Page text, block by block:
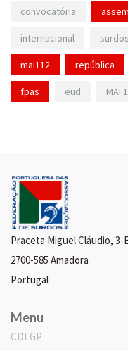
convocatória
internacional surdos
mai112 república
fpas eud MAI
Praceta Miguel Cláudio, 3-
2700-585 Amadora
Portugal
Menu
CDLGP